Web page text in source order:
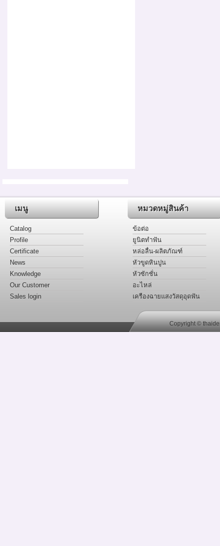
เมนู
Catalog
Profile
Certificate
News
Knowledge
Our Customer
Sales login
หมวดหมู่สินค้า
ข้อต่อ
ยูนิตทำฟัน
หล่อลื่น-ผลิตภัณฑ์
หัวขูดหินปูน
หัวซักชั่น
อะไหล่
เครืองฉายแสงวัสดุอุดฟัน
Copyright ©